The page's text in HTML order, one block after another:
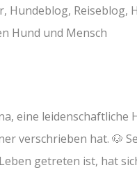
eine leidenschaftliche
verschrieben hat. 🐶
getreten ist, hat